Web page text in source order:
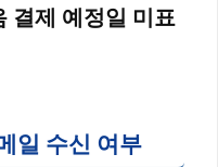
결제 예정일 미표
일 수신 여부